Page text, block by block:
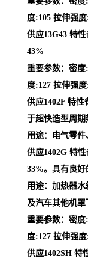
度:105 拉伸强
供应13G43 特
43%
重要参数：密
度:127 拉伸强
供应1402F 特
于超快造型周
用途：电气零
供应1402G 特
33%。具有良好
用途：加热器
及汽车其他机罩
重要参数：密度
度:127 拉伸强
供应1402SH 特